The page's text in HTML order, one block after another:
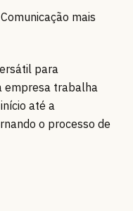
mais
para
empresa trabalha
até a
o processo de